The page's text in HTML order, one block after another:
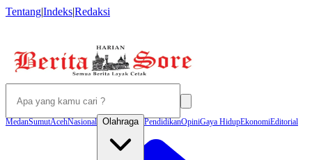
Tentang|Indeks|Redaksi
MedanSumutAcehNasional Olahraga PendidikanOpiniGaya HidupEkonomiEditorial